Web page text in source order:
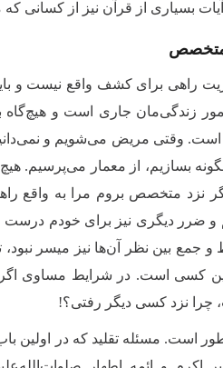
آیات بسیاری از قرآن نیز از
متخصص
راهی برای کشف واقع نیست و
امور زندگی‌مان جاری است و
است. وقتی مریض می‌شویم و
بسازیم، از معمار
نزد متخصص بروم مرا به واقع
و ضرر دیگری نیز برای خودم
و جمع بین‌ نظر آن‌ها نیز میسر
کسی است. در شرایط مساوی اگر
چرا نزد کسی دیگر رفتی؟!
است. مسئله تقلید که در اولین